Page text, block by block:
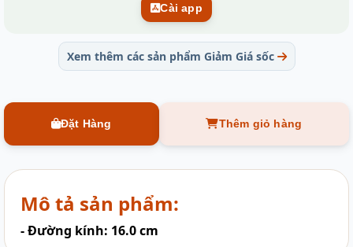
Cài app
Xem thêm các sản phẩm Giảm Giá sốc
Đặt Hàng Thêm giỏ hàng
Mô tả sản phẩm:
- Đường kính: 16.0 cm